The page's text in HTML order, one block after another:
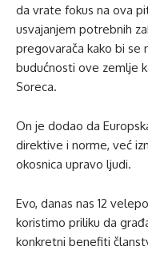
da vrate fokus na ova
usvajanjem potrebnih
pregovarača kako bi se
budućnosti ove zemlje
Soreca.
On je dodao da
direktive i norme, već
okosnica upravo ljudi.
Evo, danas nas 12
koristimo priliku da
konkretni benefiti